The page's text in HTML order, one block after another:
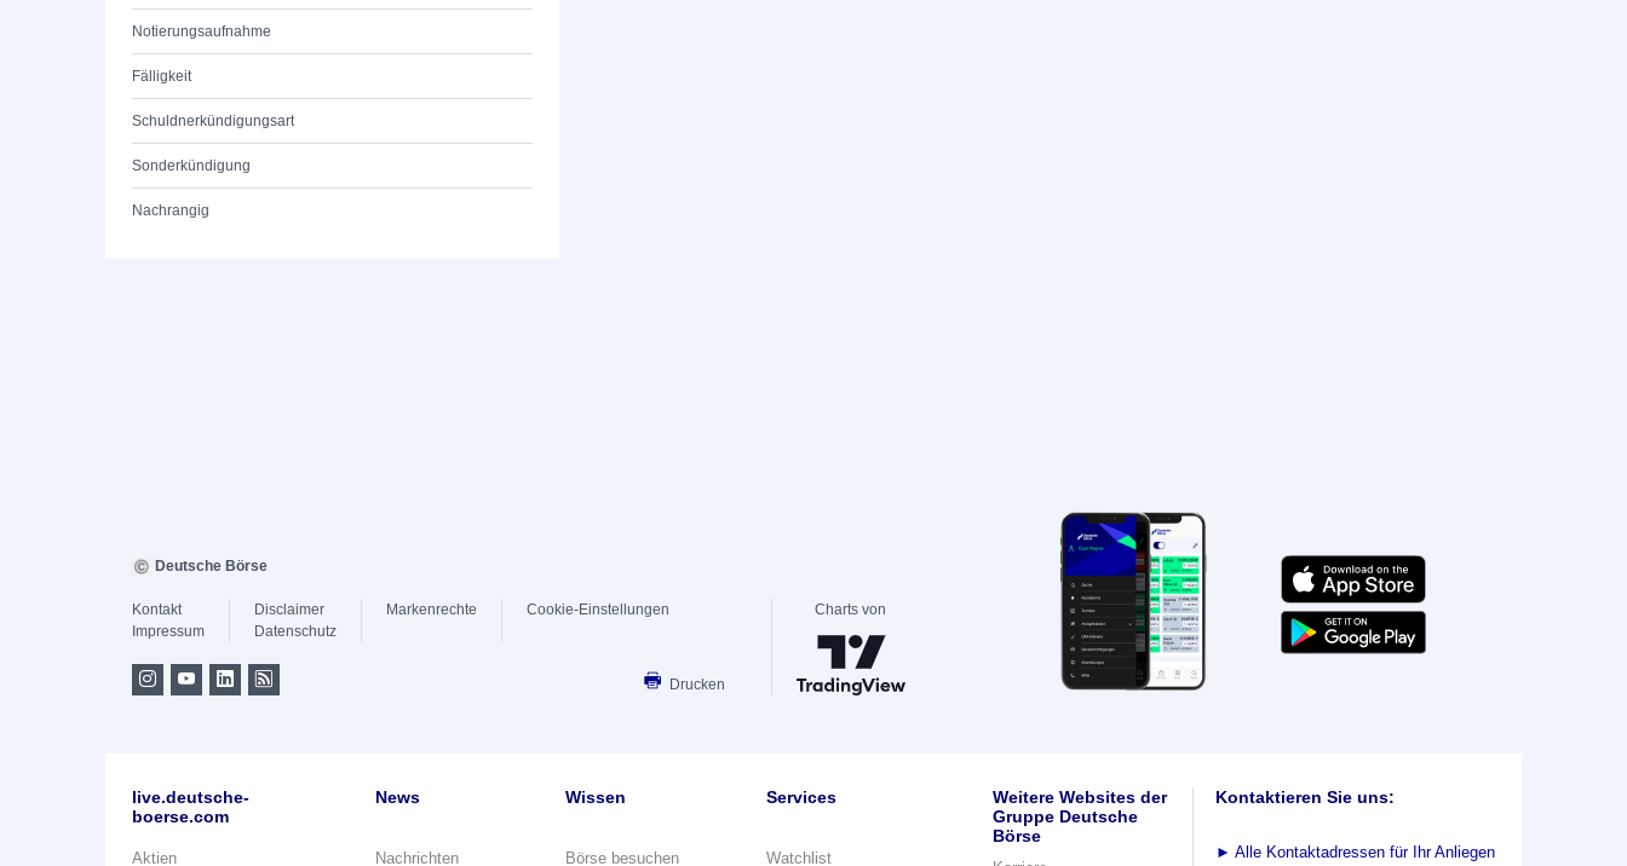
Notierungsaufnahme
Fälligkeit
Schuldnerkündigungsart
Sonderkündigung
Nachrangig
Deutsche Börse
Kontakt
Impressum
Disclaimer
Datenschutz
Markenrechte Cookie-Einstellungen
Drucken
Charts von
live.deutsche-
boerse.com
Aktien
News
Nachrichten
Wissen
Börse besuchen
Services
Watchlist
Weitere Websites der
Gruppe Deutsche
Börse
Kontaktieren Sie uns:
► Alle Kontaktadressen für Ihr Anliegen